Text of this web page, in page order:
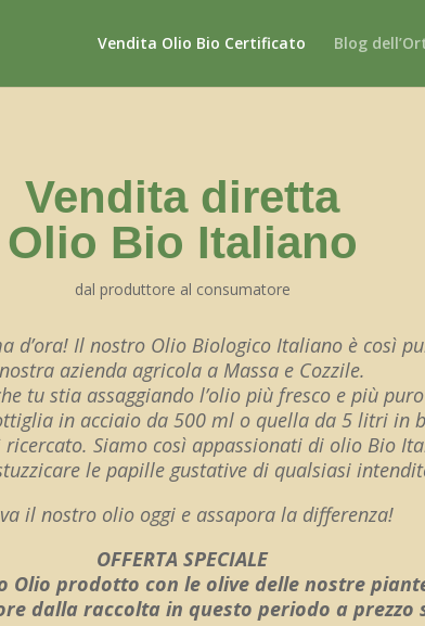
Vendita Olio Bio Certificato Blog
Vendita diretta
Olio Bio Italiano
dal produttore al consumatore
d’ora! Il nostro Olio Biologico Italiano è così
nostra azienda agricola a Massa e Cozzile.
tu stia assaggiando l’olio più fresco e più
in acciaio da 500 ml o quella da 5 litri in
Siamo così appassionati di olio Bio
le papille gustative di qualsiasi
il nostro olio oggi e assapora la differenza!
OFFERTA SPECIALE
Olio prodotto con le olive delle nostre
dalla raccolta in questo periodo a prezzo